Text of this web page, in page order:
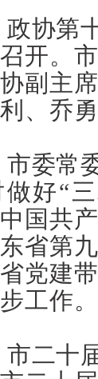
政协第
开。
副主
、乔
市委常
好“
国共
省第
党建
工作
市二十